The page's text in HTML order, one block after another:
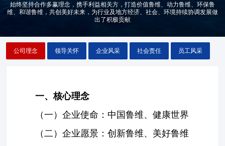
始终坚持合作多赢理念，携手利益相关方，打造价值鲁维、动力鲁维、环保鲁
维、和谐鲁维，共创美好未来，为行业及地方经济、社会、环境持续协调发展做
出了积极贡献
公司理念 领导关怀 企业风采 社会责任 员工风采
一、核心理念
（一）企业使命：中国鲁维、健康世界
（二）企业愿景：创新鲁维、美好鲁维